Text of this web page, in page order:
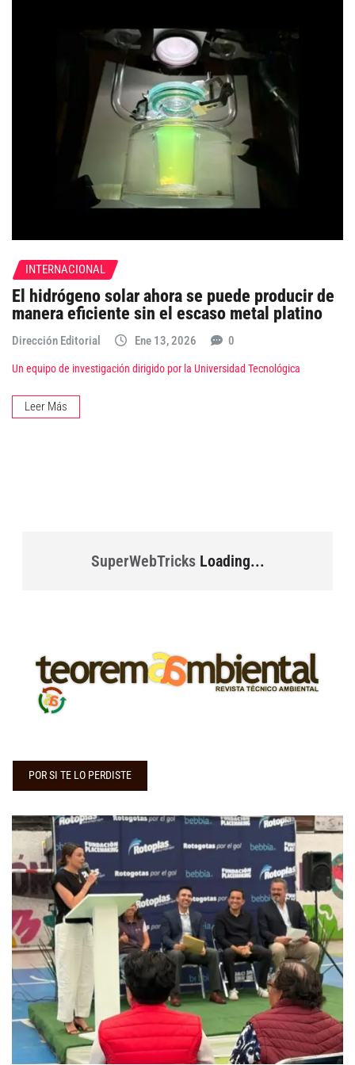
INTERNACIONAL
El hidrógeno solar ahora se puede producir de
manera eficiente sin el escaso metal platino
Dirección Editorial Ene 13, 2026 0
Un equipo de investigación dirigido por la Universidad Tecnológica
Leer Más
SuperWebTricksLoading...
POR SI TE LO PERDISTE